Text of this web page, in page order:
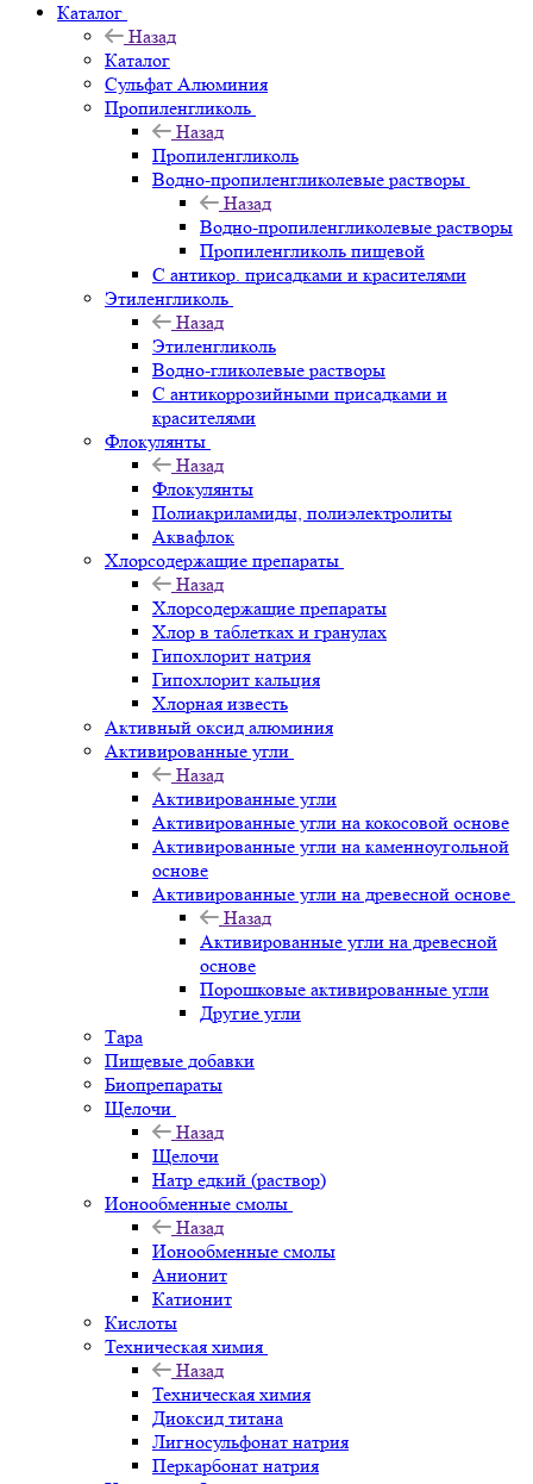
Каталог
Назад
Каталог
Сульфат Алюминия
Пропиленгликоль
Назад
Пропиленгликоль
Водно-пропиленгликолевые растворы
Назад
Водно-пропиленгликолевые растворы
Пропиленгликоль пищевой
С антикор. присадками и красителями
Этиленгликоль
Назад
Этиленгликоль
Водно-гликолевые растворы
С антикоррозийными присадками и
красителями
Флокулянты
Назад
Флокулянты
Полиакриламиды, полиэлектролиты
Аквафлок
Хлорсодержащие препараты
Назад
Хлорсодержащие препараты
Хлор в таблетках и гранулах
Гипохлорит натрия
Гипохлорит кальция
Хлорная известь
Активный оксид алюминия
Активированные угли
Назад
Активированные угли
Активированные угли на кокосовой основе
Активированные угли на каменноугольной
основе
Активированные угли на древесной основе
Назад
Активированные угли на древесной
основе
Порошковые активированные угли
Другие угли
Тара
Пищевые добавки
Биопрепараты
Щелочи
Назад
Щелочи
Натр едкий (раствор)
Ионообменные смолы
Назад
Ионообменные смолы
Анионит
Катионит
Кислоты
Техническая химия
Назад
Техническая химия
Диоксид титана
Лигносульфонат натрия
Перкарбонат натрия